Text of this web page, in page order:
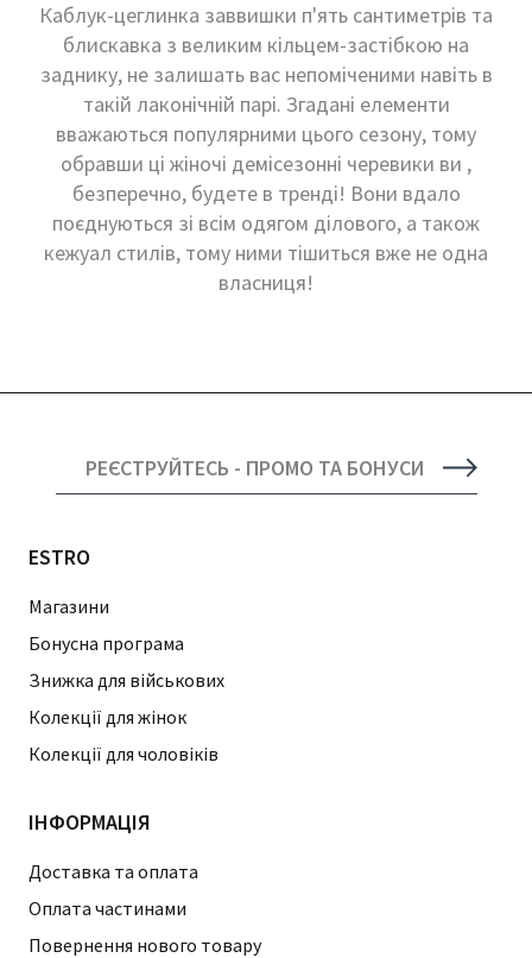
Каблук-цеглинка заввишки п'ять сантиметрів та
блискавка з великим кільцем-застібкою на
заднику, не залишать вас непоміченими навіть в
такій лаконічній парі. Згадані елементи
вважаються популярними цього сезону, тому
обравши ці жіночі демісезонні черевики ви ,
безперечно, будете в тренді! Вони вдало
поєднуються зі всім одягом ділового, а також
кежуал стилів, тому ними тішиться вже не одна
власниця!
РЕЄСТРУЙТЕСЬ - ПРОМО ТА БОНУСИ
ESTRO
Магазини
Бонусна програма
Знижка для військових
Колекції для жінок
Колекції для чоловіків
ІНФОРМАЦІЯ
Доставка та оплата
Оплата частинами
Повернення нового товару